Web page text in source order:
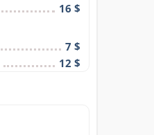
16 $
7 $
12 $